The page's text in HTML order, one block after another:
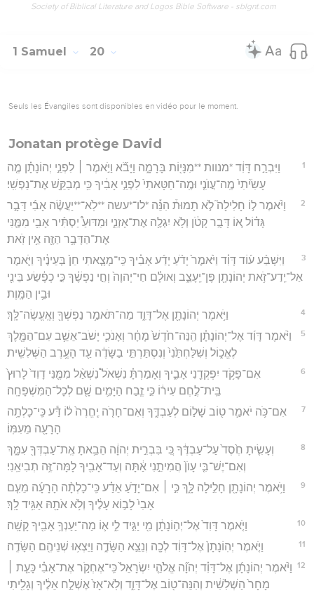
Society of Biblical Literature and Logos Bible Software - sblgnt.com
1 Samuel 20
Seuls les Évangiles sont disponibles en vidéo pour le moment.
Jonatan protège David
1
וַיִּבְרַ֣ח דָּוִ֔ד *מנוות **מִנָּי֖וֹת בָּרָמָ֑ה וַיָּבֹ֞א וַיֹּ֣אמֶר ׀ לִפְנֵ֣י יְהוֹנָתָ֗ן מֶ֤ה
עָשִׂ֙יתִי֙ מֶֽה־עֲוֺנִ֤י וּמֶֽה־חַטָּאתִי֙ לִפְנֵ֣י אָבִ֔יךָ כִּ֥י מְבַקֵּ֖שׁ אֶת־נַפְשִֽׁי׃
2
וַיֹּ֨אמֶר ל֣וֹ חָלִילָה֮ לֹ֣א תָמוּת֒ הִנֵּ֡ה *לו־*עשה **לֹֽא־**יַעֲשֶׂ֨ה אָבִ֜י דָּבָ֣ר
גָּד֗וֹל א֚וֹ דָּבָ֣ר קָטֹ֔ן וְלֹ֥א יִגְלֶ֖ה אֶת־אָזְנִ֑י וּמַדּוּעַ֩ יַסְתִּ֨יר אָבִ֥י מִמֶּ֛נִּי
אֶת־הַדָּבָ֥ר הַזֶּ֖ה אֵ֥ין זֹֽאת׃
3
וַיִּשָּׁבַ֨ע ע֜וֹד דָּוִ֗ד וַיֹּ֙אמֶר֙ יָדֹ֨עַ יָדַ֜ע אָבִ֗יךָ כִּֽי־מָצָ֤אתִי חֵן֙ בְּעֵינֶ֔יךָ וַיֹּ֛אמֶר
אַל־יֵֽדַע־זֹ֥את יְהוֹנָתָ֖ן פֶּן־יֵֽעָצֵ֑ב וְאוּלָ֗ם חַי־יְהוָה֙ וְחֵ֣י נַפְשֶׁ֔ךָ כִּ֣י כְפֶ֔שַׂע בֵּינִ֖י
וּבֵ֥ין הַמָּֽוֶת׃
4 וַיֹּ֥אמֶר יְהוֹנָתָ֖ן אֶל־דָּוִ֑ד מַה־תֹּאמַ֥ר נַפְשְׁךָ֖ וְאֶֽעֱשֶׂה־לָּֽךְ׃
5
וַיֹּ֨אמֶר דָּוִ֜ד אֶל־יְהוֹנָתָ֗ן הִֽנֵּה־חֹ֙דֶשׁ֙ מָחָ֔ר וְאָנֹכִ֛י יָשֹׁב־אֵשֵׁ֥ב עִם־הַמֶּ֖לֶךְ
לֶאֱכ֑וֹל וְשִׁלַּחְתַּ֙נִי֙ וְנִסְתַּרְתִּ֣י בַשָּׂדֶ֔ה עַ֖ד הָעֶ֥רֶב הַשְּׁלִשִֽׁית׃
6
אִם־פָּקֹ֥ד יִפְקְדֵ֖נִי אָבִ֑יךָ וְאָמַרְתָּ֗ נִשְׁאֹל֩ נִשְׁאַ֨ל מִמֶּ֤נִּי דָוִד֙ לָרוּץ֙
בֵּֽית־לֶ֣חֶם עִיר֔וֹ כִּ֣י זֶ֧בַח הַיָּמִ֛ים שָׁ֖ם לְכָל־הַמִּשְׁפָּחָֽה׃
7
אִם־כֹּ֥ה יֹאמַ֛ר ט֖וֹב שָׁל֣וֹם לְעַבְדֶּ֑ךָ וְאִם־חָרֹ֤ה יֶֽחֱרֶה֙ ל֔וֹ דַּ֕ע כִּֽי־כָלְתָ֥ה
הָרָעָ֖ה מֵעִמּֽוֹ׃
8
וְעָשִׂ֤יתָ חֶ֙סֶד֙ עַל־עַבְדֶּ֔ךָ כִּ֚י בִּבְרִ֣ית יְהוָ֔ה הֵבֵ֥אתָ אֶֽת־עַבְדְּךָ֖ עִמָּ֑ךְ
וְאִם־יֶשׁ־בִּ֤י עָוֺן֙ הֲמִיתֵ֣נִי אַ֔תָּה וְעַד־אָבִ֖יךָ לָמָּה־זֶּ֥ה תְבִיאֵֽנִי׃
9
וַיֹּ֥אמֶר יְהוֹנָתָ֖ן חָלִ֣ילָה לָּ֑ךְ כִּ֣י ׀ אִם־יָדֹ֣עַ אֵדַ֗ע כִּֽי־כָלְתָ֨ה הָרָעָ֜ה מֵעִ֤ם
אָבִי֙ לָב֣וֹא עָלֶ֔יךָ וְלֹ֥א אֹתָ֖הּ אַגִּ֥יד לָֽךְ׃
10 וַיֹּ֤אמֶר דָּוִד֙ אֶל־יְה֣וֹנָתָ֔ן מִ֖י יַגִּ֣יד לִ֑י א֛וֹ מַה־יַּעַנְךָ֥ אָבִ֖יךָ קָשָֽׁה׃
11 וַיֹּ֤אמֶר יְהֽוֹנָתָן֙ אֶל־דָּוִ֔ד לְכָ֖ה וְנֵצֵ֣א הַשָּׂדֶ֑ה וַיֵּצְא֥וּ שְׁנֵיהֶ֖ם הַשָּׂדֶֽה׃
12
וַיֹּ֨אמֶר יְהוֹנָתָ֜ן אֶל־דָּוִ֗ד יְהוָ֞ה אֱלֹהֵ֤י יִשְׂרָאֵל֙ כִּֽי־אֶחְקֹ֣ר אֶת־אָבִ֗י כָּעֵ֤ת ׀
מָחָר֙ הַשְּׁלִשִׁ֔ית וְהִנֵּה־ט֖וֹב אֶל־דָּוִ֑ד וְלֹֽא־אָז֙ אֶשְׁלַ֣ח אֵלֶ֔יךָ וְגָלִ֖יתִי